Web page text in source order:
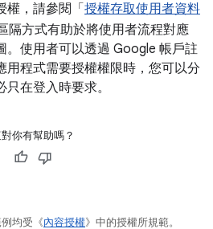
權，請參閱「 授權存取使用者資料
隔方式有助於將使用者流程對應
。使用者可以透過 Google 帳戶註
用程式需要授權權限時，您可以分
只在登入時要求。
你有幫助嗎？
均受《內容授權》中的授權所規範。